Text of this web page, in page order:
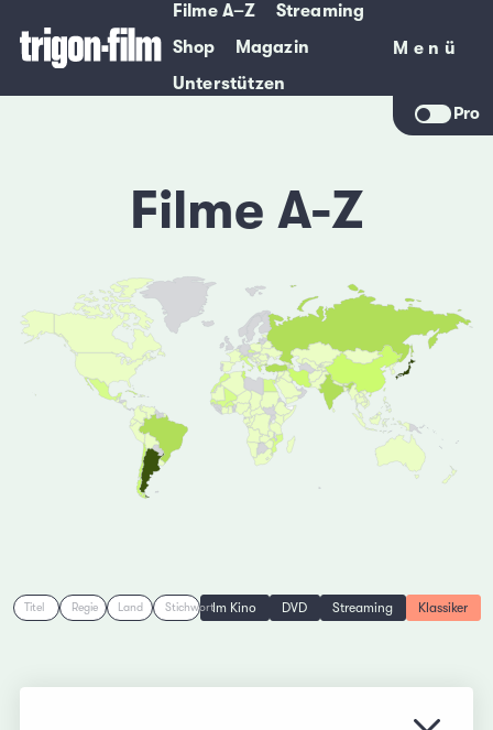
Filme A–Z
Streaming
Shop
Magazin
Unterstützen
Menü
Menü
Pro
Filme A-Z
Titel Regie Land StichwortIm Kino DVD Streaming Klassiker